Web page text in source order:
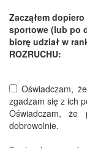
Zacząłem
sportowe (lub po
biorę udział w
ROZRUCHU:
Oświadczam,
zgadzam się z ich
Oświadczam,
dobrowolnie.